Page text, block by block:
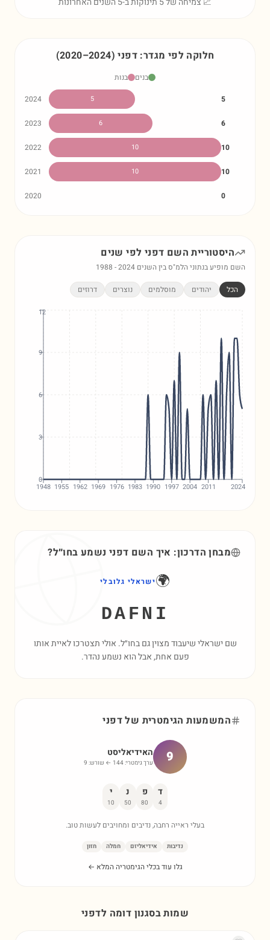
חלוקה לפי מגדר: דפני (2020–2024)
בנים
בנות
2024
5 5
2023 6 6
2022 10 10
2021 10 10
2020 0
היסטוריית השם דפני לפי שנים
השם מופיע בנתוני הלמ"ס בין השנים 1988 -2024
הכל יהודים מוסלמים נוצרים דרוזים
1948 1955 1962 1969 1976 1983 1990 1997 2004 2011 2024
0
3
6
9
12
מבחן הדרכון: איך השם דפני נשמע בחו״ל?
🌍ישראלי גלובלי
DAFNI
שם ישראלי שיעבוד מצוין גם בחו״ל. אולי תצטרכו לאיית אותו
פעם אחת, אבל הוא נשמע נהדר.
המשמעות הגימטרית שלדפני
9 האידיאליסט
ערך גימטרי: 144 ← שורש: 9
ד
4
פ
80
נ
50
י
10
בעלי ראייה רחבה, נדיבים ומחויבים לעשות טוב.
נדיבות אידיאליזם חמלה חזון
גלו עוד בכלי הגימטריה המלא ←
שמות בסגנון דומה לדפני